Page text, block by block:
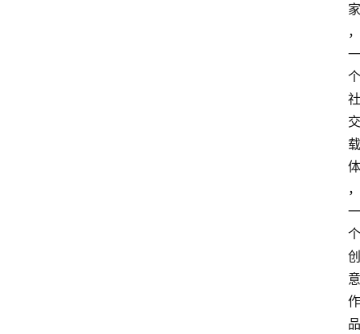
家
，
一
个
社
交
载
体
，
一
个
创
意
作
品